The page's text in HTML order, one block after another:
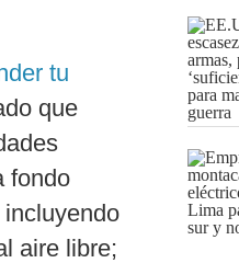
tu
que
fondo
aire libre;